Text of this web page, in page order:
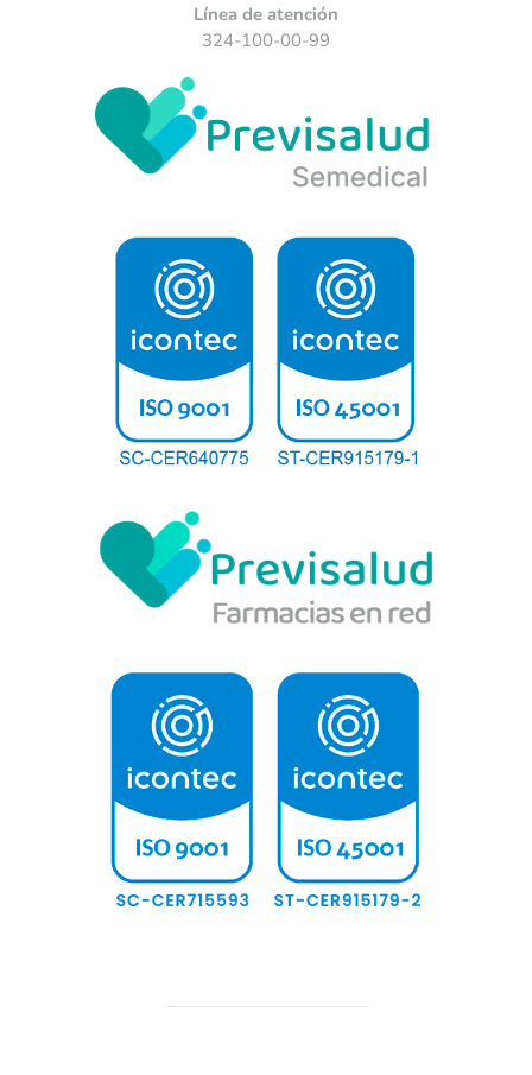
Línea de atención
324-100-00-99